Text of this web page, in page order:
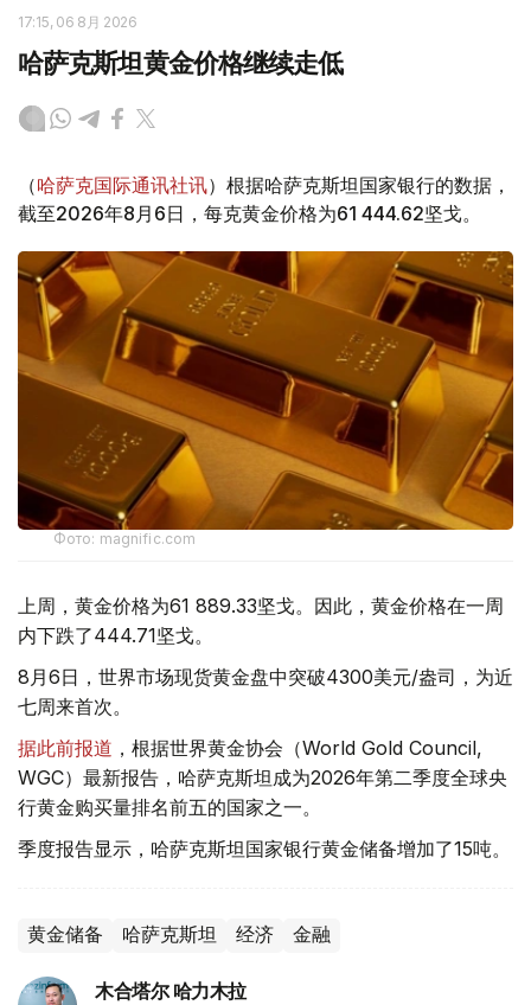
17:15, 06 8月 2026
哈萨克斯坦黄金价格继续走低
（哈萨克国际通讯社讯）根据哈萨克斯坦国家银行的数据，
截至2026年8月6日，每克黄金价格为61 444.62坚戈。
Фото: magnific.com
上周，黄金价格为61 889.33坚戈。因此，黄金价格在一周
内下跌了444.71坚戈。
8月6日，世界市场现货黄金盘中突破4300美元/盎司，为近
七周来首次。
据此前报道 ，根据世界黄金协会（World Gold Council,
WGC）最新报告，哈萨克斯坦成为2026年第二季度全球央
行黄金购买量排名前五的国家之一。
季度报告显示，哈萨克斯坦国家银行黄金储备增加了15吨。
黄金储备 哈萨克斯坦 经济 金融
木合塔尔 哈力木拉